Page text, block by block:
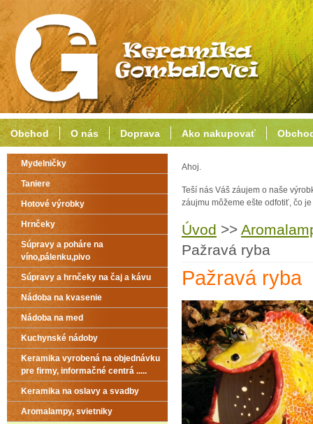
Ahoj.
Teší nás Váš záujem o naše
záujmu môžeme ešte odfotiť, čo
Úvod >>
Pažravá ryba
Pažravá ryba
Mydelničky
Taniere
Hotové výrobky
Hrnčeky
Súpravy a poháre na
víno,pálenku,pivo
Súpravy a hrnčeky na čaj a kávu
Nádoba na kvasenie
Nádoba na med
Kuchynské nádoby
Keramika vyrobená na objednávku
pre firmy, informačné centrá .....
Keramika na oslavy a svadby
Aromalampy, svietniky
Obchod O nás Doprava Ako nakupovať